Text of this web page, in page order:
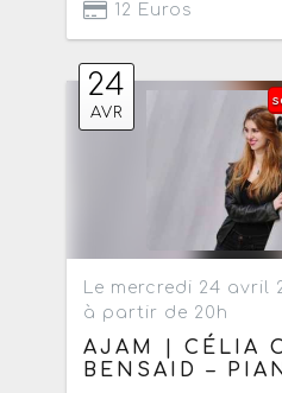
12 Euros
24
AVR
Le mercredi 24 avril
à partir de 20h
AJAM | CÉLIA
BENSAID –